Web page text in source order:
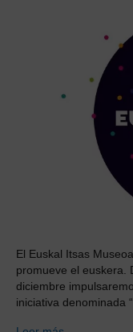
El Euskal Itsas
promueve el euskera.
diciembre
iniciativa denominada